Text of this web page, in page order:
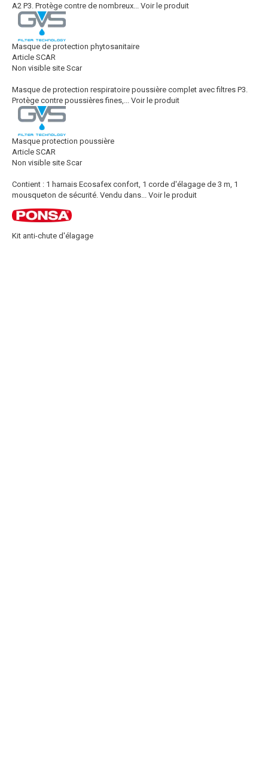
A2 P3. Protège contre de nombreux...
Voir le produit
Masque de protection phytosanitaire
Article SCAR
Non visible site Scar
Masque de protection respiratoire poussière complet avec filtres P3.
Protège contre poussières fines,...
Voir le produit
Masque protection poussière
Article SCAR
Non visible site Scar
Contient : 1 harnais Ecosafex confort, 1 corde d'élagage de 3 m, 1
mousqueton de sécurité. Vendu dans...
Voir le produit
Kit anti-chute d'élagage